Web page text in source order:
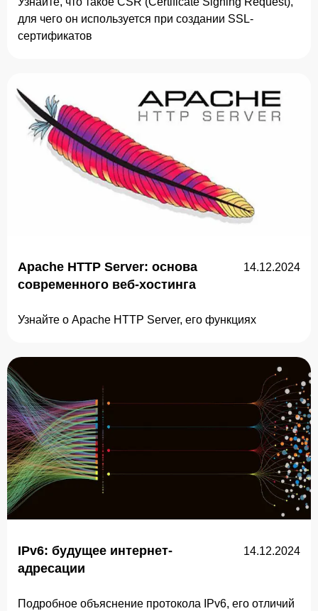
для чего он используется при создании SSL-
сертификатов
Apache HTTP Server: основа
современного веб-хостинга
14.12.2024
Узнайте о Apache HTTP Server, его функциях
IPv6: будущее интернет-
адресации
14.12.2024
Подробное объяснение протокола IPv6, его отличий